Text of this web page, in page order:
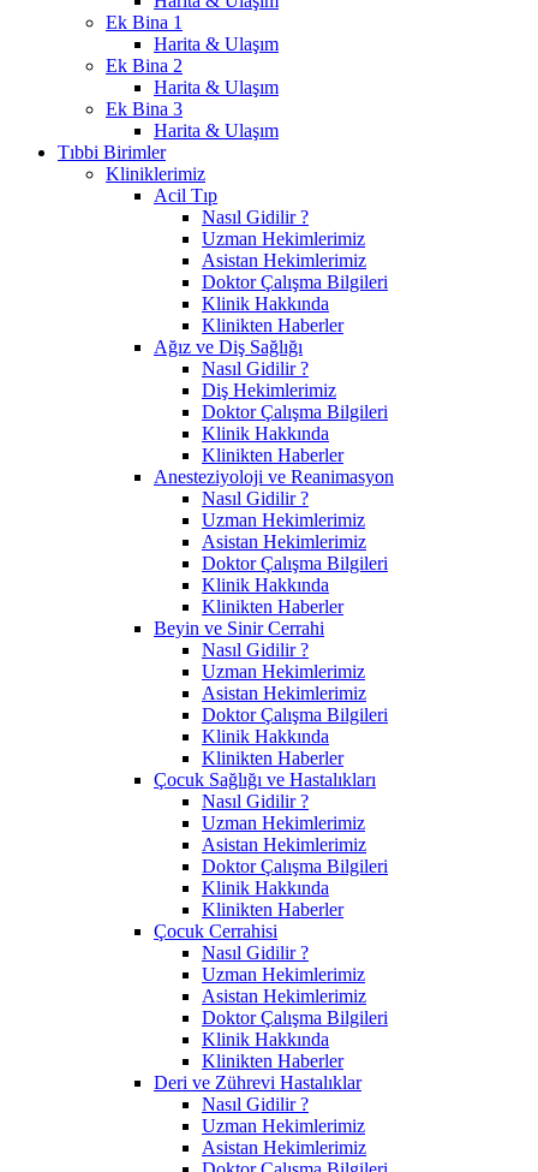
Ek Bina 1
Harita & Ulaşım
Ek Bina 2
Harita & Ulaşım
Ek Bina 3
Harita & Ulaşım
Tıbbi Birimler
Kliniklerimiz
Acil Tıp
Nasıl Gidilir ?
Uzman Hekimlerimiz
Asistan Hekimlerimiz
Doktor Çalışma Bilgileri
Klinik Hakkında
Klinikten Haberler
Ağız ve Diş Sağlığı
Nasıl Gidilir ?
Diş Hekimlerimiz
Doktor Çalışma Bilgileri
Klinik Hakkında
Klinikten Haberler
Anesteziyoloji ve Reanimasyon
Nasıl Gidilir ?
Uzman Hekimlerimiz
Asistan Hekimlerimiz
Doktor Çalışma Bilgileri
Klinik Hakkında
Klinikten Haberler
Beyin ve Sinir Cerrahi
Nasıl Gidilir ?
Uzman Hekimlerimiz
Asistan Hekimlerimiz
Doktor Çalışma Bilgileri
Klinik Hakkında
Klinikten Haberler
Çocuk Sağlığı ve Hastalıkları
Nasıl Gidilir ?
Uzman Hekimlerimiz
Asistan Hekimlerimiz
Doktor Çalışma Bilgileri
Klinik Hakkında
Klinikten Haberler
Çocuk Cerrahisi
Nasıl Gidilir ?
Uzman Hekimlerimiz
Asistan Hekimlerimiz
Doktor Çalışma Bilgileri
Klinik Hakkında
Klinikten Haberler
Deri ve Zührevi Hastalıklar
Nasıl Gidilir ?
Uzman Hekimlerimiz
Asistan Hekimlerimiz